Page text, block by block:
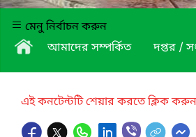
মেনু নির্বাচন করুন
আমাদের সম্পর্কিত
দপ্তর /
এই কনটেন্টটি শেয়ার করতে ক্লিক করুন